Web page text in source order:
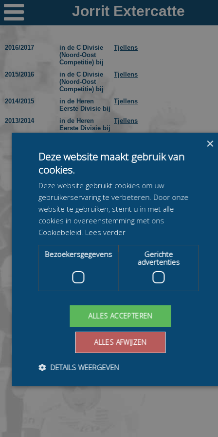

Nieuws
Ploegen
Schaatspeloton.nl
2016/2017
in de C Divisie
(Noord-Oost
Competitie) bij
Tjellens
2015/2016
in de C Divisie
(Noord-Oost
Competitie) bij
Tjellens
2014/2015
in de Heren
Eerste Divisie bij
Tjellens
2013/2014
in de Heren
Eerste Divisie bij
Tjellens
×
Deze website maakt gebruik van
cookies.
Deze website gebruikt cookies om uw
gebruikerservaring te verbeteren. Door onze
website te gebruiken, stemt u in met alle
cookies in overeenstemming met ons
Cookiebeleid. Lees verder
Bezoekersgegevens
Gerichte
advertenties
ALLES ACCEPTEREN
ALLES AFWIJZEN
DETAILS WEERGEVEN